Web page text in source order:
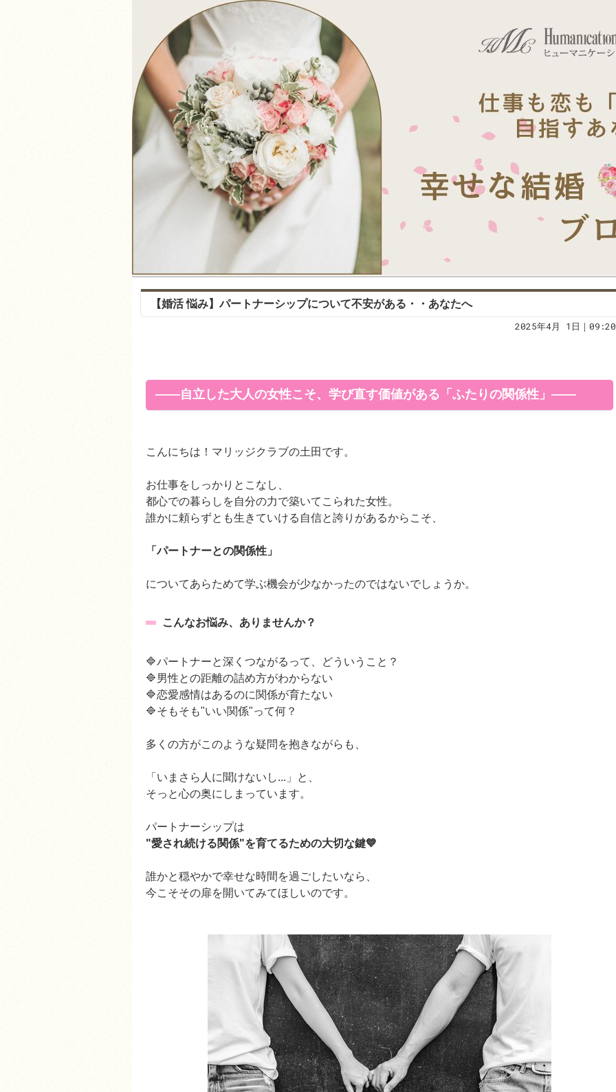
【婚活 悩み】パートナーシップについて不安がある・・あなたへ
2025年4月 1日｜09:20
――自立した大人の女性こそ、学び直す価値がある「ふたりの関係性」――
こんにちは！マリッジクラブの土田です。
お仕事をしっかりとこなし、
都心での暮らしを自分の力で築いてこられた女性。
誰かに頼らずとも生きていける自信と誇りがあるからこそ、
「パートナーとの関係性」
についてあらためて学ぶ機会が少なかったのではないでしょうか。
こんなお悩み、ありませんか？
🔷パートナーと深くつながるって、どういうこと？
🔷男性との距離の詰め方がわからない
🔷恋愛感情はあるのに関係が育たない
🔷そもそも"いい関係"って何？
多くの方がこのような疑問を抱きながらも、
「いまさら人に聞けないし...」と、
そっと心の奥にしまっています。
パートナーシップは
"愛され続ける関係"を育てるための大切な鍵💙
誰かと穏やかで幸せな時間を過ごしたいなら、
今こそその扉を開いてみてほしいのです。